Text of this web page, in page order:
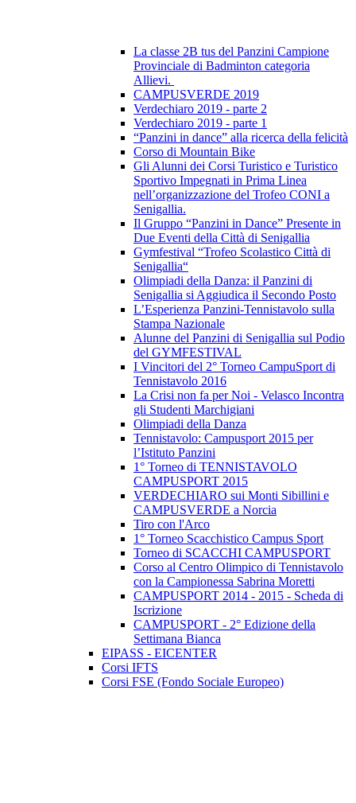
La classe 2B tus del Panzini Campione
Provinciale di Badminton categoria
Allievi.
CAMPUSVERDE 2019
Verdechiaro 2019 - parte 2
Verdechiaro 2019 - parte 1
“Panzini in dance” alla ricerca della felicità
Corso di Mountain Bike
Gli Alunni dei Corsi Turistico e Turistico
Sportivo Impegnati in Prima Linea
nell’organizzazione del Trofeo CONI a
Senigallia.
Il Gruppo “Panzini in Dance” Presente in
Due Eventi della Città di Senigallia
Gymfestival “Trofeo Scolastico Città di
Senigallia“
Olimpiadi della Danza: il Panzini di
Senigallia si Aggiudica il Secondo Posto
L’Esperienza Panzini-Tennistavolo sulla
Stampa Nazionale
Alunne del Panzini di Senigallia sul Podio
del GYMFESTIVAL
I Vincitori del 2° Torneo CampuSport di
Tennistavolo 2016
La Crisi non fa per Noi - Velasco Incontra
gli Studenti Marchigiani
Olimpiadi della Danza
Tennistavolo: Campusport 2015 per
l’Istituto Panzini
1° Torneo di TENNISTAVOLO
CAMPUSPORT 2015
VERDECHIARO sui Monti Sibillini e
CAMPUSVERDE a Norcia
Tiro con l'Arco
1° Torneo Scacchistico Campus Sport
Torneo di SCACCHI CAMPUSPORT
Corso al Centro Olimpico di Tennistavolo
con la Campionessa Sabrina Moretti
CAMPUSPORT 2014 - 2015 - Scheda di
Iscrizione
CAMPUSPORT - 2° Edizione della
Settimana Bianca
EIPASS - EICENTER
Corsi IFTS
Corsi FSE (Fondo Sociale Europeo)